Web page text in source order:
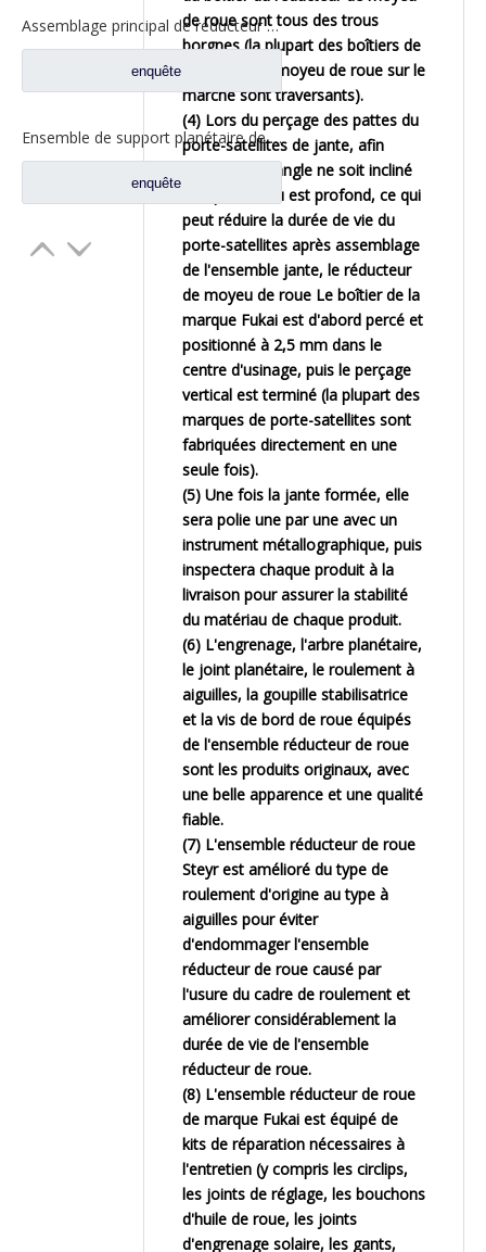
Assemblage principal de réducteur pour les pièces de rechange résistantes de camion d'axe moyen du nord BENZ BEIBEN
enquête
Ensemble de support planétaire de jante de roue pour pièces de rechange de camion automatique Sinotruk HOWO Steyr AZ9231340329
enquête
de roue sont tous des trous
borgnes (la plupart des boîtiers de
réducteur de moyeu de roue sur le
marché sont traversants).
(4) Lors du perçage des pattes du
porte-satellites de jante, afin
d'éviter que l'angle ne soit incliné
lorsque le trou est profond, ce qui
peut réduire la durée de vie du
porte-satellites après assemblage
de l'ensemble jante, le réducteur
de moyeu de roue Le boîtier de la
marque Fukai est d'abord percé et
positionné à 2,5 mm dans le
centre d'usinage, puis le perçage
vertical est terminé (la plupart des
marques de porte-satellites sont
fabriquées directement en une
seule fois).
(5) Une fois la jante formée, elle
sera polie une par une avec un
instrument métallographique, puis
inspectera chaque produit à la
livraison pour assurer la stabilité
du matériau de chaque produit.
(6) L'engrenage, l'arbre planétaire,
le joint planétaire, le roulement à
aiguilles, la goupille stabilisatrice
et la vis de bord de roue équipés
de l'ensemble réducteur de roue
sont les produits originaux, avec
une belle apparence et une qualité
fiable.
(7) L'ensemble réducteur de roue
Steyr est amélioré du type de
roulement d'origine au type à
aiguilles pour éviter
d'endommager l'ensemble
réducteur de roue causé par
l'usure du cadre de roulement et
améliorer considérablement la
durée de vie de l'ensemble
réducteur de roue.
(8) L'ensemble réducteur de roue
de marque Fukai est équipé de
kits de réparation nécessaires à
l'entretien (y compris les circlips,
les joints de réglage, les bouchons
d'huile de roue, les joints
d'engrenage solaire, les gants,